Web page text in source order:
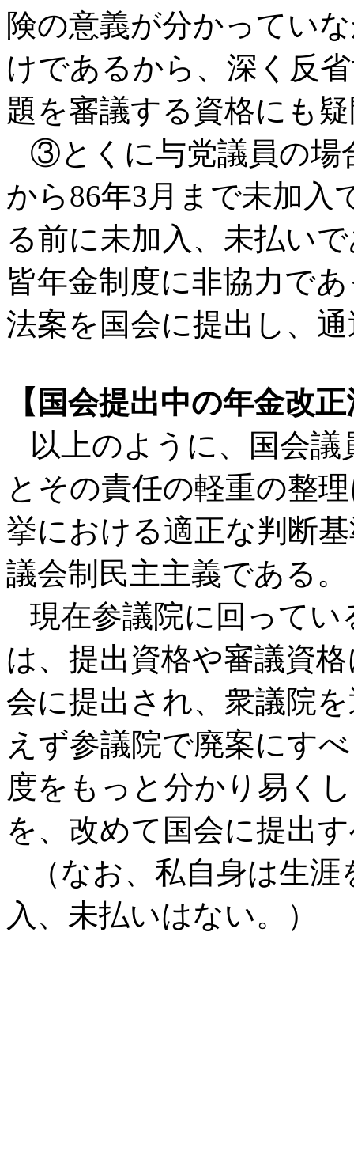
険の意義が分かってい
けであるから、深く反
題を審議する資格にも
③とくに与党議員の場
から86年3月まで未加入
る前に未加入、未払い
皆年金制度に非協力で
法案を国会に提出し、
【国会提出中の年金改
以上のように、国会議
とその責任の軽重の整
挙における適正な判断
議会制民主主義である。
現在参議院に回ってい
は、提出資格や審議資
会に提出され、衆議院
えず参議院で廃案にす
度をもっと分かり易く
を、改めて国会に提出
（なお、私自身は生涯
入、未払いはない。）